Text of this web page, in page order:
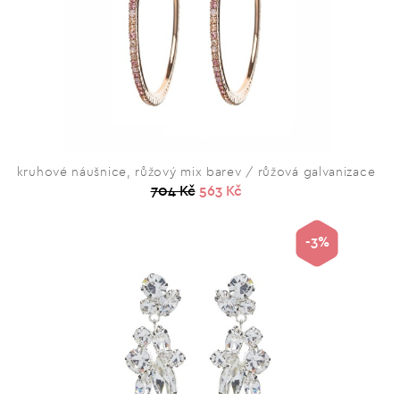
kruhové náušnice, růžový mix barev / růžová galvanizace
704 Kč 563 Kč
-3%